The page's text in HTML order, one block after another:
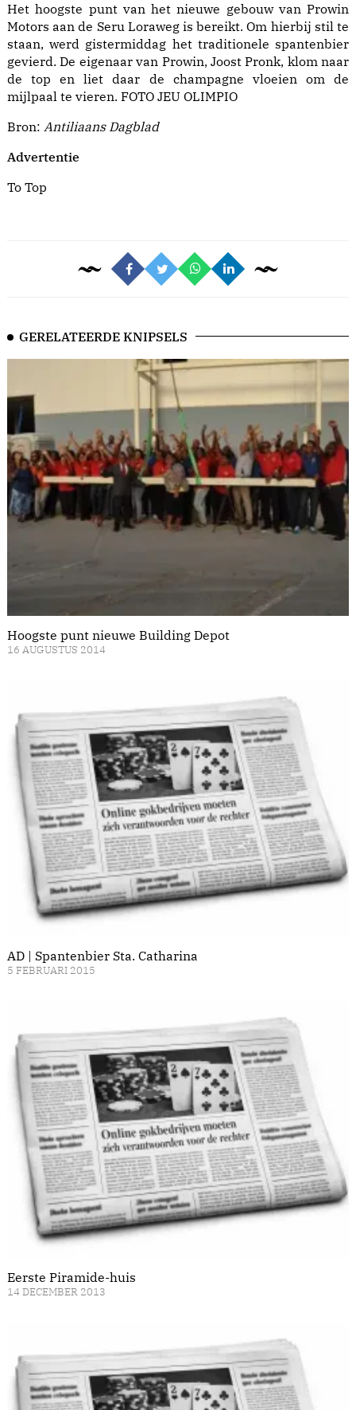
Het hoogste punt van het nieuwe gebouw van Prowin
Motors aan de Seru Loraweg is bereikt. Om hierbij stil te
staan, werd gistermiddag het traditionele spantenbier
gevierd. De eigenaar van Prowin, Joost Pronk, klom naar
de top en liet daar de champagne vloeien om de
mijlpaal te vieren. FOTO JEU OLIMPIO
Bron: Antiliaans Dagblad
Advertentie
To Top
GERELATEERDE KNIPSELS
Hoogste punt nieuwe Building Depot
16 AUGUSTUS 2014
AD | Spantenbier Sta. Catharina
5 FEBRUARI 2015
Eerste Piramide-huis
14 DECEMBER 2013